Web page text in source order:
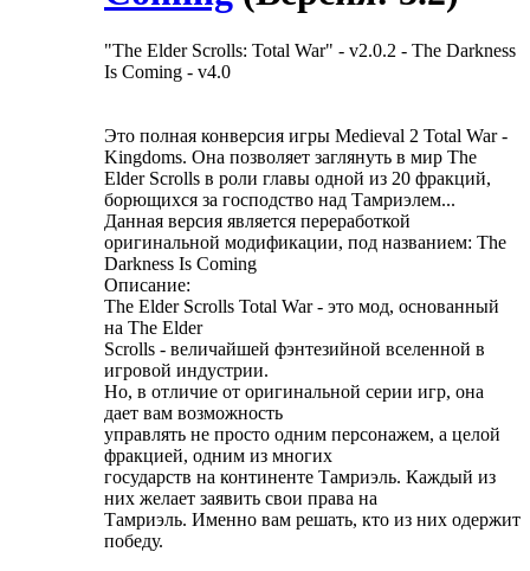
"The Elder Scrolls: Total War" - v2.0.2 - The Darkness
Is Coming - v4.0
Это полная конверсия игры Medieval 2 Total War -
Kingdoms. Она позволяет заглянуть в мир The
Elder Sсrolls в роли главы одной из 20 фракций,
борющихся за господство над Тамриэлем...
Данная версия является переработкой
оригинальной модификации, под названием: The
Darkness Is Coming
Описание:
The Elder Scrolls Total War - это мод, основанный
на The Elder
Scrolls - величайшей фэнтезийной вселенной в
игровой индустрии.
Но, в отличие от оригинальной серии игр, она
дает вам возможность
управлять не просто одним персонажем, а целой
фракцией, одним из многих
государств на континенте Тамриэль. Каждый из
них желает заявить свои права на
Тамриэль. Именно вам решать, кто из них одержит
победу.